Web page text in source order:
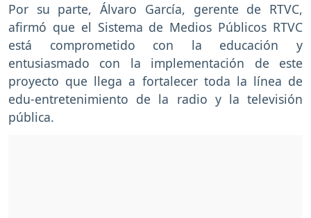
Por su parte, Álvaro García, gerente de RTVC,
afirmó que el Sistema de Medios Públicos RTVC
está comprometido con la educación y
entusiasmado con la implementación de este
proyecto que llega a fortalecer toda la línea de
edu-entretenimiento de la radio y la televisión
pública.